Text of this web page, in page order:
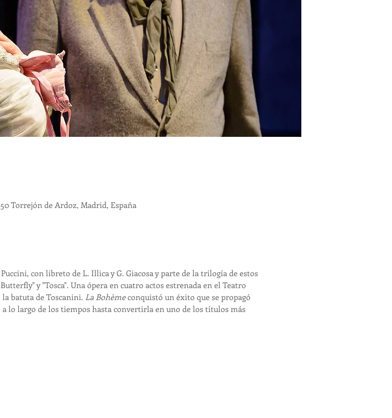
Torrejón de Ardoz, Madrid, España
con libreto de L. Illica y G. Giacosa y parte de la trilogía de estos
y "Tosca". Una ópera en cuatro actos estrenada en el Teatro
la batuta de Toscanini. La Bohème conquistó un éxito que se propagó
lo largo de los tiempos hasta convertirla en uno de los títulos más